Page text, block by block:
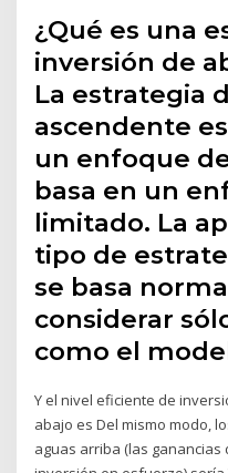
¿Qué es una
inversión de
La estrategia
ascendente
un enfoque
basa en un
limitado. La
tipo de
se basa
considerar
como el
Y el nivel eficiente de
abajo es Del mismo modo,
aguas arriba (las